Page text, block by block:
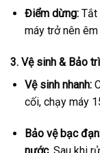
Điểm dừng:Tắt
máy trở nên êm
3. Vệ sinh & Bảo
Vệ sinh nhanh:
cối, chạy máy
Bảo vệ bạc